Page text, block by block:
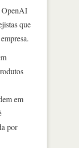
OpenAI
que
em
por